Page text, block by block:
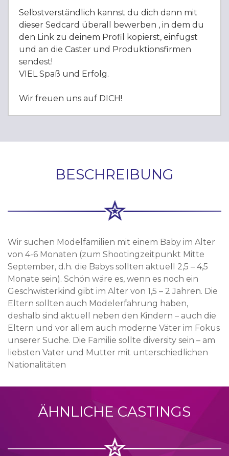
Selbstverständlich kannst du dich dann mit
dieser Sedcard überall bewerben , in dem du
den Link zu deinem Profil kopierst, einfügst
und an die Caster und Produktionsfirmen
sendest!
VIEL Spaß und Erfolg.
Wir freuen uns auf DICH!
BESCHREIBUNG
Wir suchen Modelfamilien mit einem Baby im Alter
von 4-6 Monaten (zum Shootingzeitpunkt Mitte
September, d.h. die Babys sollten aktuell 2,5 – 4,5
Monate sein). Schön wäre es, wenn es noch ein
Geschwisterkind gibt im Alter von 1,5 – 2 Jahren. Die
Eltern sollten auch Modelerfahrung haben,
deshalb sind aktuell neben den Kindern – auch die
Eltern und vor allem auch moderne Väter im Fokus
unserer Suche. Die Familie sollte diversity sein – am
liebsten Vater und Mutter mit unterschiedlichen
Nationalitäten
ÄHNLICHE CASTINGS